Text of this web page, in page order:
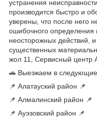
устранения
производится быстро и
уверены, что после него
ошибочного определения
неосторожных действий,
существенных
жол 11, Сервисный центр
🚗 Выезжаем в
📌 Алатауский район 📌
📌 Алмалинский район 📌
📌 Ауэзовский район 📌